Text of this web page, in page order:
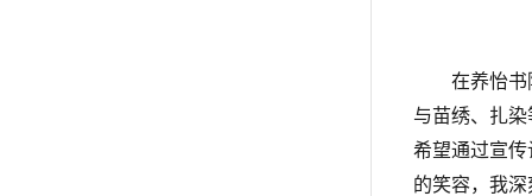
在养怡书
与苗绣、扎
希望通过宣传
的笑容，我